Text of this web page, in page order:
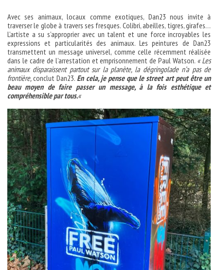
Avec ses animaux, locaux comme exotiques, Dan23 nous invite à
traverser le globe à travers ses fresques. Colibri, abeilles, tigres, girafes…
L’artiste a su s’approprier avec un talent et une force incroyables les
expressions et particularités des animaux. Les peintures de Dan23
transmettent un message universel, comme celle récemment réalisée
dans le cadre de l’arrestation et emprisonnement de Paul Watson. « Les
animaux disparaissent partout sur la planète, la dégringolade n’a pas de
frontière,conclut Dan23.En cela, je pense que le street art peut être un
beau moyen de faire passer un message, à la fois esthétique et
compréhensible par tous.«